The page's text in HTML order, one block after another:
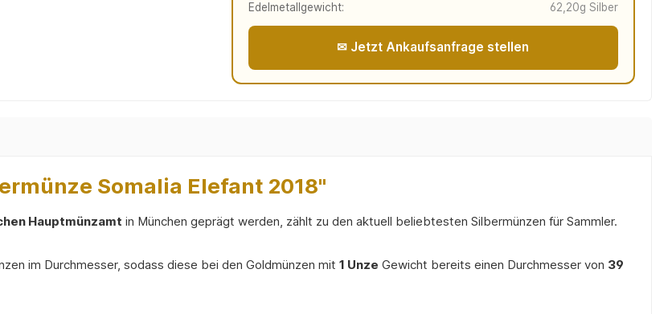
Edelmetallgewicht:
62,20g Silber
✉ Jetzt Ankaufsanfrage stellen
Somalia Elefant 2018"
Hauptmünzamt in München geprägt werden, zählt zu den aktuell beliebtesten Silbermünzen für Sammler.
im Durchmesser, sodass diese bei den Goldmünzen mit 1 Unze Gewicht bereits einen Durchmesser von 39